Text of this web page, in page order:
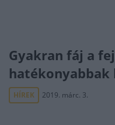
Gyakran fáj a
hatékonyabbak
HÍREK 2019. márc. 3.